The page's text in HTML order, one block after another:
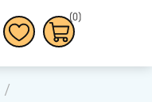
(0)
/